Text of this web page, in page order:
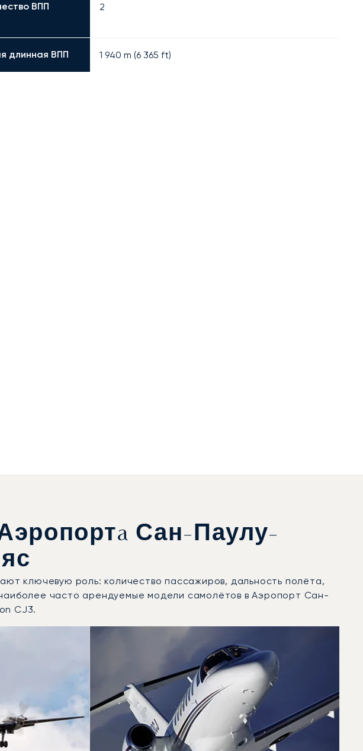
ВПП 2
длинная ВПП 1 940 m (6 365 ft)
Сан-Паулу-
ключевую роль: количество пассажиров, дальность полёта,
часто арендуемые модели самолётов в Аэропорт Сан-
CJ3.
полётных движений в 2025 году